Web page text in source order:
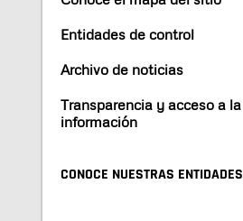
Entidades de control
Archivo de noticias
Transparencia y acceso a la
información
CONOCE NUESTRAS ENTIDADES